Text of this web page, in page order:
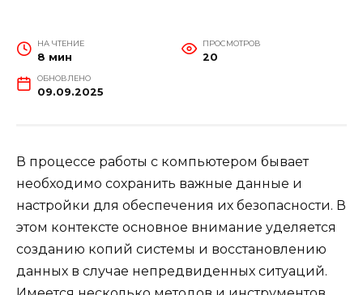
НА ЧТЕНИЕ
8 мин
ПРОСМОТРОВ
20
ОБНОВЛЕНО
09.09.2025
В процессе работы с компьютером бывает
необходимо сохранить важные данные и
настройки для обеспечения их безопасности. В
этом контексте основное внимание уделяется
созданию копий системы и восстановлению
данных в случае непредвиденных ситуаций.